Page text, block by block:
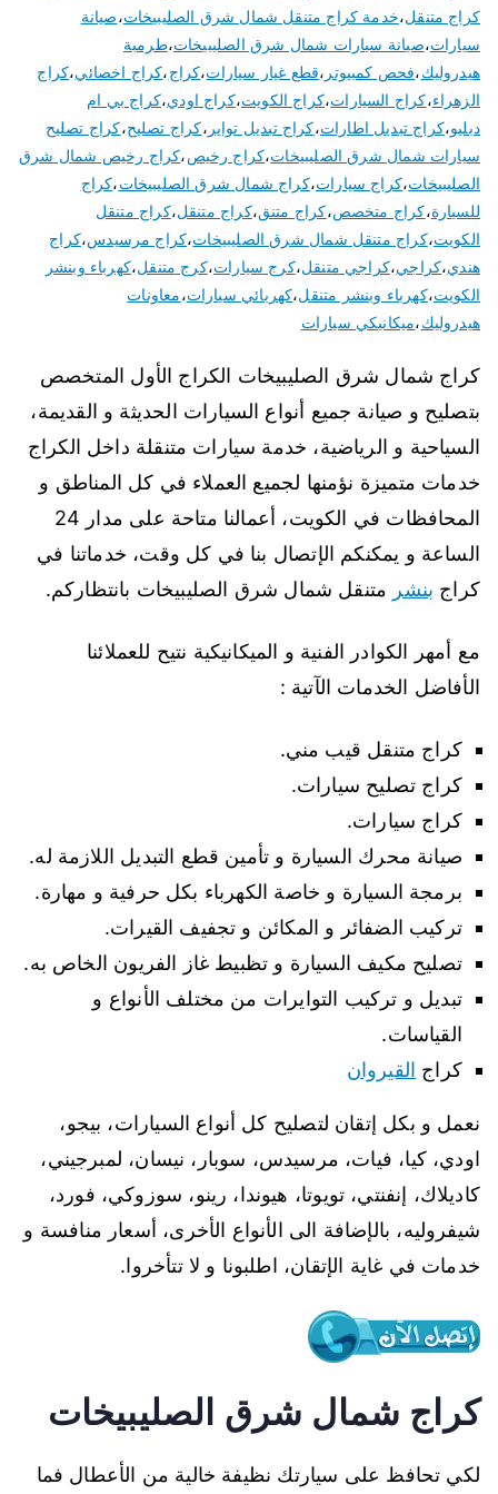
كراج متنقل،خدمة كراج متنقل شمال شرق الصليبيخات،صيانة
سيارات،صيانة سيارات شمال شرق الصليبيخات،طرمبة
هيدروليك،فحص كمبيوتر ،قطع غيار سيارات،كراج،كراج اخصائي،كراج
الزهراء،كراج السيارات،كراج الكويت،كراج اودي،كراج بي ام
دبليو،كراج تبديل اطارات،كراج تبديل تواير ،كراج تصليح،كراج تصليح
سيارات شمال شرق الصليبيخات،كراج رخيص،كراج رخيص شمال شرق
الصليبيخات،كراج سيارات،كراج شمال شرق الصليبيخات،كراج
للسيارة،كراج متخصص،كراج متنق،كراج متنقل،كراج متنقل
الكويت،كراج متنقل شمال شرق الصليبيخات،كراج مرسيدس،كراج
هندي،كراجي،كراجي متنقل،كرج سيارات،كرج متنقل،كهرباء وبنشر
الكويت،كهرباء وبنشر متنقل،كهربائي سيارات،معاونات
هيدروليك،ميكانيكي سيارات
كراج شمال شرق الصليبيخات الكراج الأول المتخصص
بتصليح و صيانة جميع أنواع السيارات الحديثة و القديمة،
السياحية و الرياضية، خدمة سيارات متنقلة داخل الكراج
خدمات متميزة نؤمنها لجميع العملاء في كل المناطق و
المحافظات في الكويت، أعمالنا متاحة على مدار 24
الساعة و يمكنكم الإتصال بنا في كل وقت، خدماتنا في
كراج بنشر متنقل شمال شرق الصليبيخات بانتظاركم.
مع أمهر الكوادر الفنية و الميكانيكية نتيح للعملائنا
الأفاضل الخدمات الآتية :
كراج متنقل قيب مني.
كراج تصليح سيارات.
كراج سيارات.
صيانة محرك السيارة و تأمين قطع التبديل اللازمة له.
برمجة السيارة و خاصة الكهرباء بكل حرفية و مهارة.
تركيب الضفائر و المكائن و تجفيف القيرات.
تصليح مكيف السيارة و تظبيط غاز الفريون الخاص به.
تبديل و تركيب التوايرات من مختلف الأنواع و
القياسات.
كراج القيروان
نعمل و بكل إتقان لتصليح كل أنواع السيارات، بيجو،
اودي، كيا، فيات، مرسيدس، سوبار، نيسان، لمبرجيني،
كاديلاك، إنفنتي، تويوتا، هيوندا، رينو، سوزوكي، فورد،
شيفروليه، بالإضافة الى الأنواع الأخرى، أسعار منافسة و
خدمات في غاية الإتقان، اطلبونا و لا تتأخروا.
كراج شمال شرق الصليبيخات
لكي تحافظ على سيارتك نظيفة خالية من الأعطال فما